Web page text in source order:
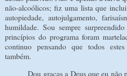
não-alcoólicos; fiz uma lista que
autopiedade, autojulgamento,
humildade. Sou sempre
princípios do programa foram
continuo pensando que todos
também.
Dou graças a Deus que eu não